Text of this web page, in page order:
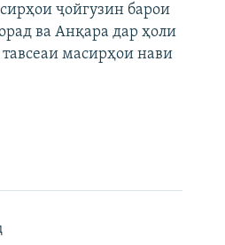
ҷойгузин барои
ва Анқара дар ҳоли
масирҳои нави